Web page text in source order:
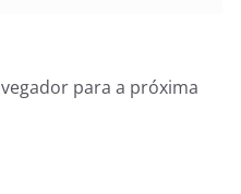
para a próxima